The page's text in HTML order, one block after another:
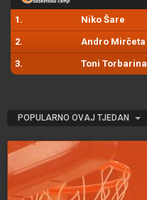
1. Niko Šare
2. Andro Mirčeta
3. Toni Torbarina
POPULARNO OVAJ TJEDAN